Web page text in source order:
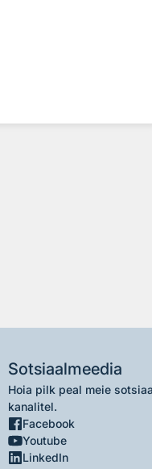
Sotsiaalmeedia
Hoia pilk peal meie
kanalitel.
Facebook
Youtube
LinkedIn